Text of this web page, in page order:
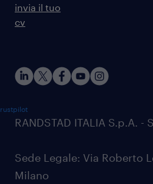
invia il tuo
cv
RANDSTAD ITALIA S.p.A.
Sede Legale: Via Roberto
Milano